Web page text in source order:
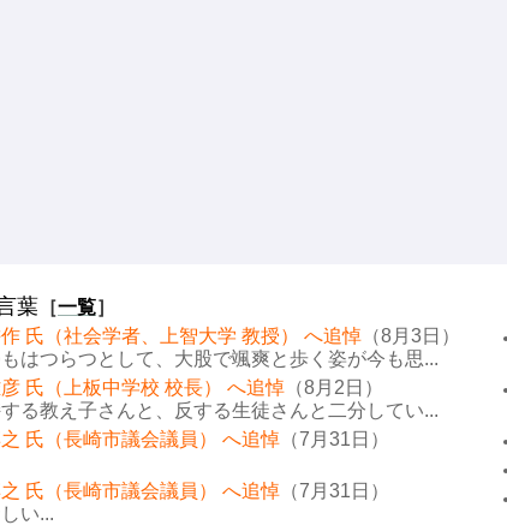
葉 ［一覧］
氏（社会学者、上智大学 教授） へ追悼 （8月3日）
もはつらつとして、大股で颯爽と歩く姿が今も思...
氏（上板中学校 校長） へ追悼 （8月2日）
する教え子さんと、反する生徒さんと二分してい...
氏（長崎市議会議員） へ追悼 （7月31日）
氏（長崎市議会議員） へ追悼 （7月31日）
しい...